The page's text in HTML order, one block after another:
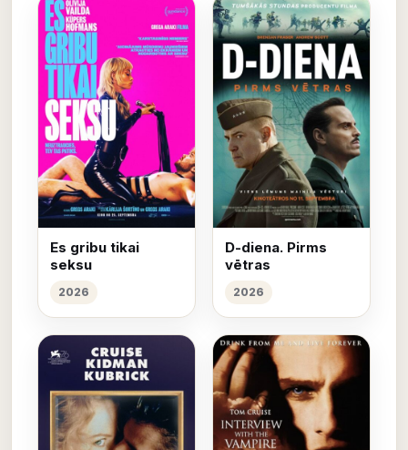
Es gribu tikai
seksu
2026
D-diena. Pirms
vētras
2026